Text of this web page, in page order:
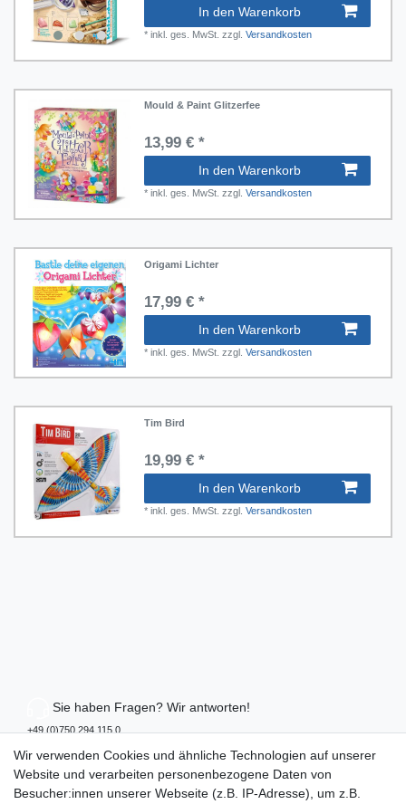
und Rechnen
In den Warenkorb
* inkl. ges. MwSt. zzgl. Versandkosten
Mould & Paint Glitzerfee
13,99 € *
In den Warenkorb
* inkl. ges. MwSt. zzgl. Versandkosten
Origami Lichter
17,99 € *
In den Warenkorb
* inkl. ges. MwSt. zzgl. Versandkosten
Tim Bird
19,99 € *
In den Warenkorb
* inkl. ges. MwSt. zzgl. Versandkosten
Sie haben Fragen? Wir antworten!
+49 (0)750 294 115 0
Newsletter abonnieren
und keine Angebote verpassen
Schnell & sicher bestellen
Wir verwenden Cookies und ähnliche Technologien auf unserer
Website und verarbeiten personenbezogene Daten von
Besucher:innen unserer Webseite (z.B. IP-Adresse), um z.B.